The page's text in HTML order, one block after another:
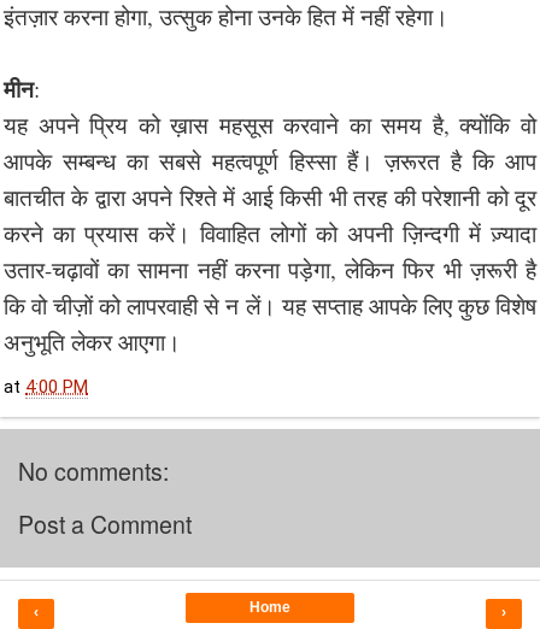
इंतज़ार करना होगा, उत्सुक होना उनके हित में नहीं रहेगा।
मीन:
यह अपने प्रिय को ख़ास महसूस करवाने का समय है, क्योंकि वो
आपके सम्बन्ध का सबसे महत्वपूर्ण हिस्सा हैं। ज़रूरत है कि आप
बातचीत के द्वारा अपने रिश्ते में आई किसी भी तरह की परेशानी को दूर
करने का प्रयास करें। विवाहित लोगों को अपनी ज़िन्दगी में ज़्यादा
उतार-चढ़ावों का सामना नहीं करना पड़ेगा, लेकिन फिर भी ज़रूरी है
कि वो चीज़ों को लापरवाही से न लें। यह सप्ताह आपके लिए कुछ विशेष
अनुभूति लेकर आएगा।
at 4:00 PM
No comments:
Post a Comment
‹ ›
Home